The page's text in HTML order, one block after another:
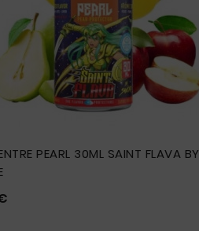
PEARL 30ML SAINT FLAVA BY
